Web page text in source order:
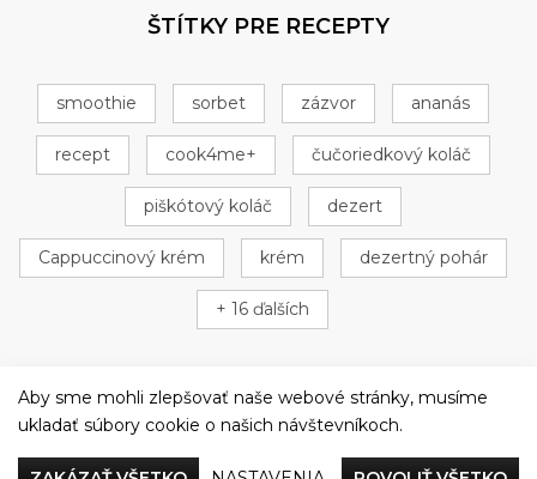
ŠTÍTKY PRE RECEPTY
smoothie sorbet zázvor ananás
recept cook4me+ čučoriedkový koláč
piškótový koláč dezert
Cappuccinový krém krém dezertný pohár
+ 16 ďalších
Večeriame společne
Aby sme mohli zlepšovať naše webové stránky, musíme
ukladať súbory cookie o našich návštevníkoch.